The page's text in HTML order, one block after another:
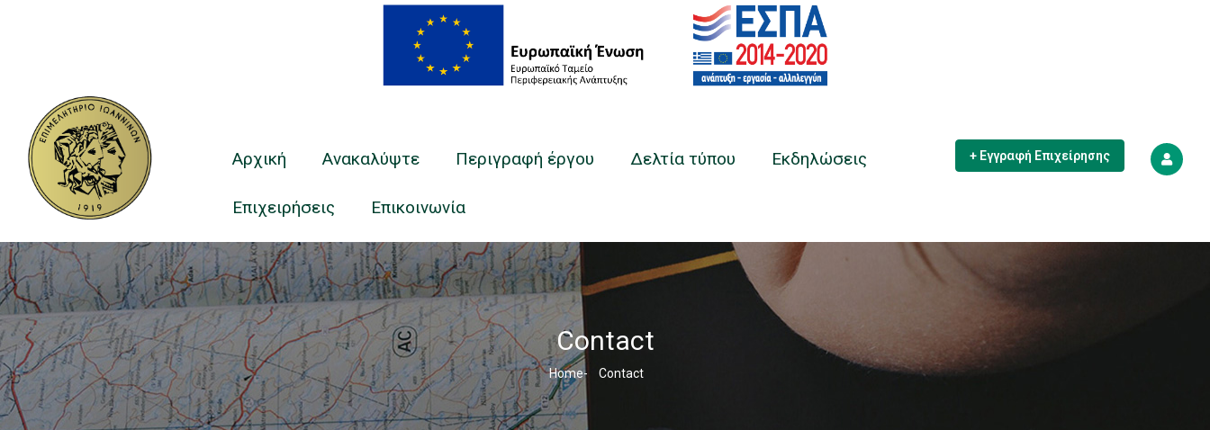
Αρχική Ανακαλύψτε Περιγραφή έργου Δελτία τύπου Εκδηλώσεις
Επιχειρήσεις Επικοινωνία
+ Εγγραφή Επιχείρησης
Contact
Breadcrumb
Home- Contact